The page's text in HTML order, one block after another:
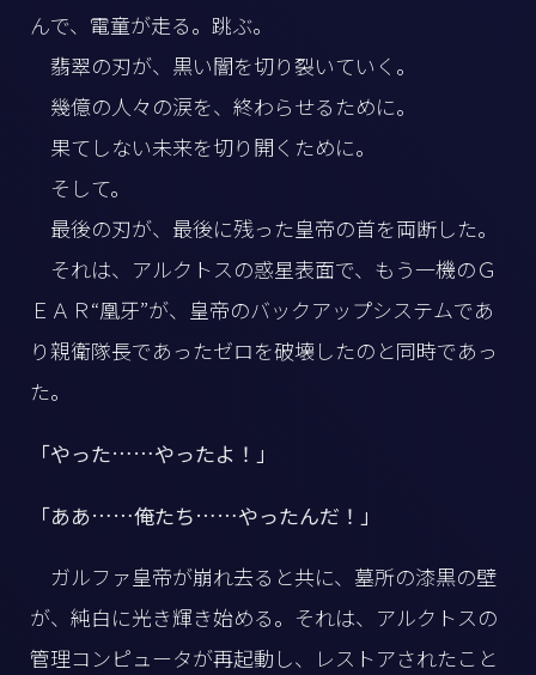
んで、電童が走る。跳ぶ。
翡翠の刃が、黒い闇を切り裂いていく。
幾億の人々の涙を、終わらせるために。
果てしない未来を切り開くために。
そして。
最後の刃が、最後に残った皇帝の首を両断した。
それは、アルクトスの惑星表面で、もう一機のＧ
ＥＡＲ“凰牙”が、皇帝のバックアップシステムであ
り親衛隊長であったゼロを破壊したのと同時であっ
た。
「やった……やったよ！」
「ああ……俺たち……やったんだ！」
ガルファ皇帝が崩れ去ると共に、墓所の漆黒の壁
が、純白に光き輝き始める。それは、アルクトスの
管理コンピュータが再起動し、レストアされたこと